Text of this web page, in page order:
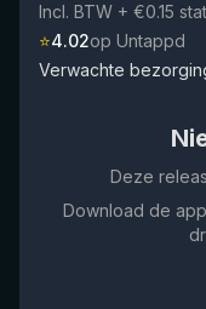
Incl. BTW + €0.15
⭐4.02op Untappd
Verwachte
Deze
Download de